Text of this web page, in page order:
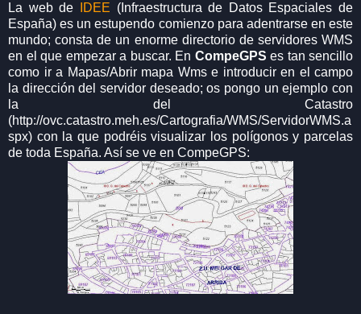
La web de
IDEE (Infraestructura de Datos Espaciales de
España) es un estupendo comienzo para adentrarse en este
mundo; consta de un enorme directorio de servidores WMS
en el que empezar a buscar. En CompeGPS es tan sencillo
como ir a Mapas/Abrir mapa Wms e introducir en el campo
la dirección del servidor deseado; os pongo un ejemplo con
la del Catastro
(http://ovc.catastro.meh.es/Cartografia/WMS/ServidorWMS.a
spx) con la que podréis visualizar los polígonos y parcelas
de toda España. Así se ve en CompeGPS: